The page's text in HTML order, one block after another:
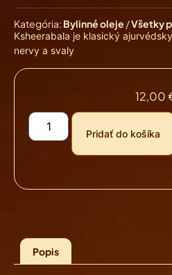
Kategória: Bylinné oleje /Všetky
Ksheerabala je klasický
nervy a svaly
12,00
Pridať do košíka
Popis